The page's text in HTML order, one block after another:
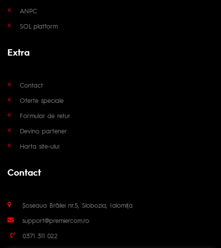
ANPC
SOL platform
Extra
Contact
Oferte speciale
Formular de retur
Devino partener
Harta site-ului
Contact
Șoseaua Brăilei nr.5, Slobozia, Ialomița
support@premiercom.ro
0371 311 022